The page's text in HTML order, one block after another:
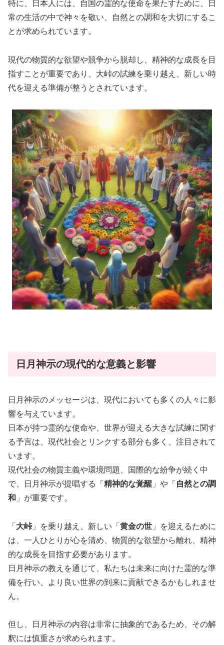
特に、日本人には、自国の霊的な使命を果たすために、日
常の生活の中で神々を敬い、自然との調和を大切にするこ
とが求められています。
現代の物質的な欲望や競争から脱却し、精神的な成長を目
指すことが重要であり、大峠の試練を乗り越え、新しい時
代を迎える準備が整うとされています。
日月神示の現代的な意義と影響
日月神示のメッセージは、現代においても多くの人々に影
響を与えています。
日本が持つ霊的な使命や、世界が迎える大きな試練に関す
る予言は、現代社会とリンクする部分も多く、注目されて
います。
現代社会の物質主義や環境問題、国際的な紛争が続く中
で、日月神示が提唱する「 精神的な覚醒 」や「 自然との調
和 」が重要です。
「 大峠」を乗り越え、新しい「 黄金の世 」を迎えるために
は、一人ひとりが心を清め、物質的な欲望から離れ、精神
的な成長を目指す必要があります。
日月神示の教えを通じて、私たちは未来に向けた霊的な準
備を行い、より良い世界の到来に貢献できるかもしれませ
ん。
但し、日月神示の内容は非常に抽象的であるため、その解
釈には慎重さが求められます。